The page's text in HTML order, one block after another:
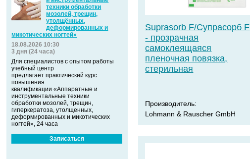
техники обработки
мозолей, трещин,
утолщённых,
деформированных и
микотических ногтей»
18.08.2026 10:30
3 дня (24 часа)
Для специалистов с опытом работы
учебный центр
предлагает практический курс
повышения
квалификации «Аппаратные и
инструментальные техники
обработки мозолей, трещин,
гиперкератоза, утолщенных,
деформированных и микотических
ногтей», 24 часа
Записаться
Suprаsorb F/Супрасорб F
- прозрачная
самоклеящаяся
пленочная повязка,
стерильная
Производитель:
Lohmann & Rauscher GmbH